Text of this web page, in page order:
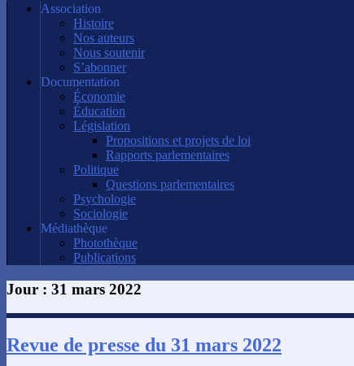
Association
Histoire
Nos auteurs
Nous soutenir
S’abonner
Documentation
Économie
Éducation
Législation
Propositions et projets de loi
Rapports parlementaires
Politique
Questions parlementaires
Psychologie
Sociologie
Médiathèque
Photothèque
Publications
Jour : 31 mars 2022
Revue de presse du 31 mars 2022